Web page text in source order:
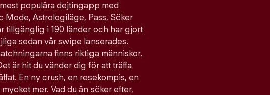
populära dejtingapp med
Mode, Astrologiläge, Pass, Söker
tillgänglig i 190 länder och har gjort
sedan vår swipe lanserades.
finns riktiga människor.
är hit du vänder dig för att träffa
En ny crush, en resekompis, en
mer. Vad du än söker efter,